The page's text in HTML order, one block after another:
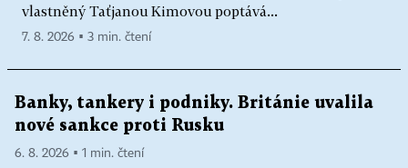
vlastněný Taťjanou Kimovou poptává...
7. 8. 2026 ▪ 3 min. čtení
Banky, tankery i podniky. Británie uvalila
nové sankce proti Rusku
6. 8. 2026 ▪ 1 min. čtení